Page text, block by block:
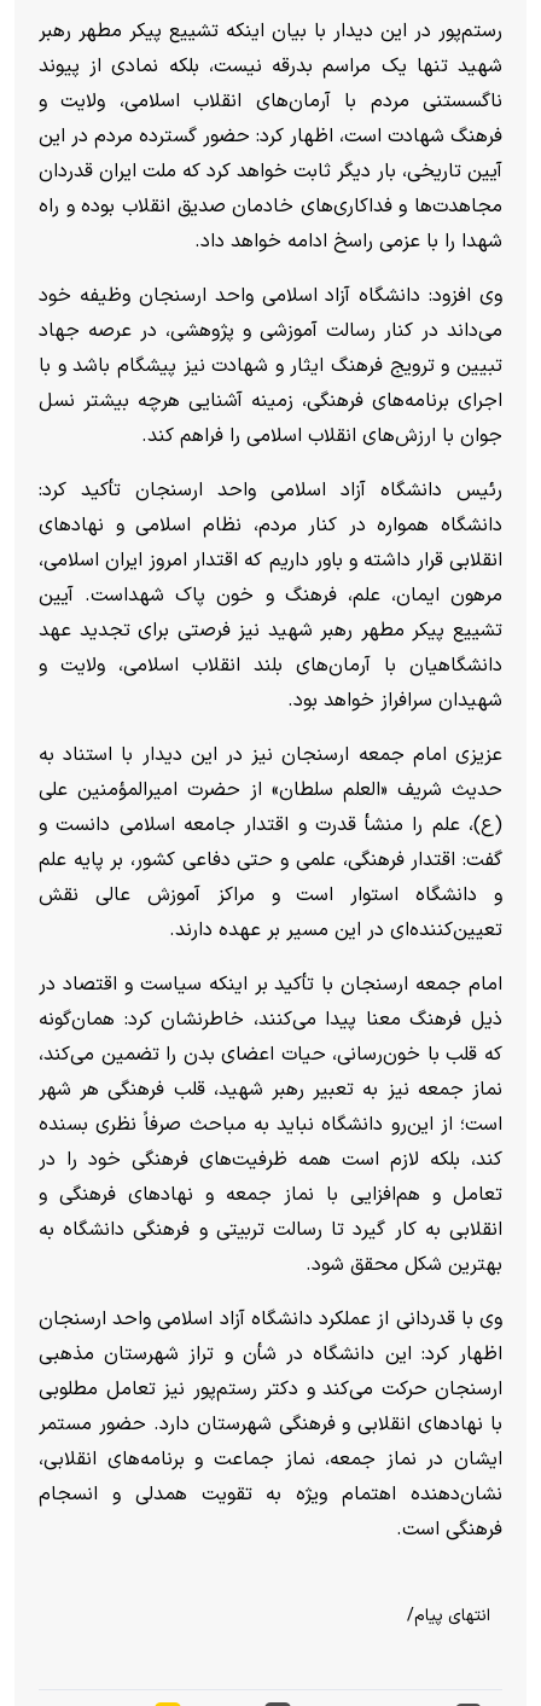
رستم‌پور در این دیدار با بیان اینکه تشییع پیکر مطهر رهبر
شهید تنها یک مراسم بدرقه نیست، بلکه نمادی از پیوند
ناگسستنی مردم با آرمان‌های انقلاب اسلامی، ولایت و
فرهنگ شهادت است، اظهار کرد: حضور گسترده مردم در این
آیین تاریخی، بار دیگر ثابت خواهد کرد که ملت ایران قدردان
مجاهدت‌ها و فداکاری‌های خادمان صدیق انقلاب بوده و راه
شهدا را با عزمی راسخ ادامه خواهد داد.
وی افزود: دانشگاه آزاد اسلامی واحد ارسنجان وظیفه خود
می‌داند در کنار رسالت آموزشی و پژوهشی، در عرصه جهاد
تبیین و ترویج فرهنگ ایثار و شهادت نیز پیشگام باشد و با
اجرای برنامه‌های فرهنگی، زمینه آشنایی هرچه بیشتر نسل
جوان با ارزش‌های انقلاب اسلامی را فراهم کند.
رئیس دانشگاه آزاد اسلامی واحد ارسنجان تأکید کرد:
دانشگاه همواره در کنار مردم، نظام اسلامی و نهادهای
انقلابی قرار داشته و باور داریم که اقتدار امروز ایران اسلامی،
مرهون ایمان، علم، فرهنگ و خون پاک شهداست. آیین
تشییع پیکر مطهر رهبر شهید نیز فرصتی برای تجدید عهد
دانشگاهیان با آرمان‌های بلند انقلاب اسلامی، ولایت و
شهیدان سرافراز خواهد بود.
عزیزی امام جمعه ارسنجان نیز در این دیدار با استناد به
حدیث شریف «العلم سلطان» از حضرت امیرالمؤمنین علی
(ع)، علم را منشأ قدرت و اقتدار جامعه اسلامی دانست و
گفت: اقتدار فرهنگی، علمی و حتی دفاعی کشور، بر پایه علم
و دانشگاه استوار است و مراکز آموزش عالی نقش
تعیین‌کننده‌ای در این مسیر بر عهده دارند.
امام جمعه ارسنجان با تأکید بر اینکه سیاست و اقتصاد در
ذیل فرهنگ معنا پیدا می‌کنند، خاطرنشان کرد: همان‌گونه
که قلب با خون‌رسانی، حیات اعضای بدن را تضمین می‌کند،
نماز جمعه نیز به تعبیر رهبر شهید، قلب فرهنگی هر شهر
است؛ از این‌رو دانشگاه نباید به مباحث صرفاً نظری بسنده
کند، بلکه لازم است همه ظرفیت‌های فرهنگی خود را در
تعامل و هم‌افزایی با نماز جمعه و نهادهای فرهنگی و
انقلابی به کار گیرد تا رسالت تربیتی و فرهنگی دانشگاه به
بهترین شکل محقق شود.
وی با قدردانی از عملکرد دانشگاه آزاد اسلامی واحد ارسنجان
اظهار کرد: این دانشگاه در شأن و تراز شهرستان مذهبی
ارسنجان حرکت می‌کند و دکتر رستم‌پور نیز تعامل مطلوبی
با نهادهای انقلابی و فرهنگی شهرستان دارد. حضور مستمر
ایشان در نماز جمعه، نماز جماعت و برنامه‌های انقلابی،
نشان‌دهنده اهتمام ویژه به تقویت همدلی و انسجام
فرهنگی است.
انتهای پیام/